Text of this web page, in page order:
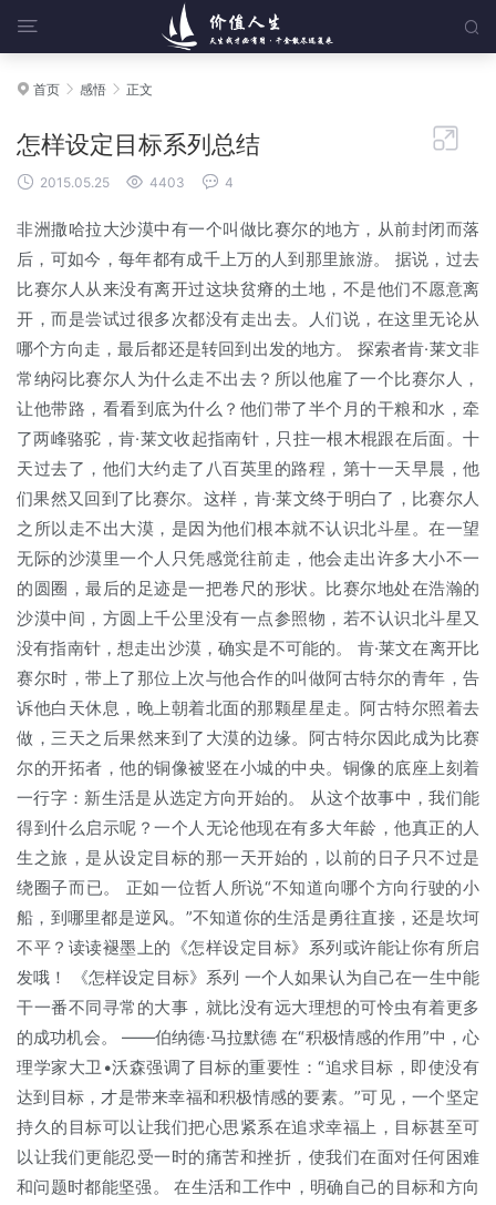
 
 首页  感悟  正文

怎样设定目标系列总结
 2015.05.25  4403  4
非洲撒哈拉大沙漠中有一个叫做比赛尔的地方，从前封闭而落
后，可如今，每年都有成千上万的人到那里旅游。 据说，过去
比赛尔人从来没有离开过这块贫瘠的土地，不是他们不愿意离
开，而是尝试过很多次都没有走出去。人们说，在这里无论从
哪个方向走，最后都还是转回到出发的地方。 探索者肯·莱文非
常纳闷比赛尔人为什么走不出去？所以他雇了一个比赛尔人，
让他带路，看看到底为什么？他们带了半个月的干粮和水，牵
了两峰骆驼，肯·莱文收起指南针，只拄一根木棍跟在后面。十
天过去了，他们大约走了八百英里的路程，第十一天早晨，他
们果然又回到了比赛尔。这样，肯·莱文终于明白了，比赛尔人
之所以走不出大漠，是因为他们根本就不认识北斗星。在一望
无际的沙漠里一个人只凭感觉往前走，他会走出许多大小不一
的圆圈，最后的足迹是一把卷尺的形状。比赛尔地处在浩瀚的
沙漠中间，方圆上千公里没有一点参照物，若不认识北斗星又
没有指南针，想走出沙漠，确实是不可能的。 肯·莱文在离开比
赛尔时，带上了那位上次与他合作的叫做阿古特尔的青年，告
诉他白天休息，晚上朝着北面的那颗星星走。阿古特尔照着去
做，三天之后果然来到了大漠的边缘。阿古特尔因此成为比赛
尔的开拓者，他的铜像被竖在小城的中央。铜像的底座上刻着
一行字：新生活是从选定方向开始的。 从这个故事中，我们能
得到什么启示呢？一个人无论他现在有多大年龄，他真正的人
生之旅，是从设定目标的那一天开始的，以前的日子只不过是
绕圈子而已。 正如一位哲人所说“不知道向哪个方向行驶的小
船，到哪里都是逆风。”不知道你的生活是勇往直接，还是坎坷
不平？读读褪墨上的《怎样设定目标》系列或许能让你有所启
发哦！ 《怎样设定目标》系列 一个人如果认为自己在一生中能
干一番不同寻常的大事，就比没有远大理想的可怜虫有着更多
的成功机会。 ——伯纳德·马拉默德 在“积极情感的作用”中，心
理学家大卫•沃森强调了目标的重要性：“追求目标，即使没有
达到目标，才是带来幸福和积极情感的要素。”可见，一个坚定
持久的目标可以让我们把心思紧系在追求幸福上，目标甚至可
以让我们更能忍受一时的痛苦和挫折，使我们在面对任何困难
和问题时都能坚强。 在生活和工作中，明确自己的目标和方向